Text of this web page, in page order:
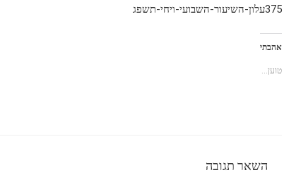
375עלון-השיעור-השבועי-ויחי-תשפג
אהבתי
טוען...
השאר תגובה